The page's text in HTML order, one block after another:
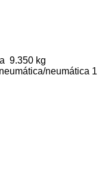
9.350 kg
neumática/neumática 1